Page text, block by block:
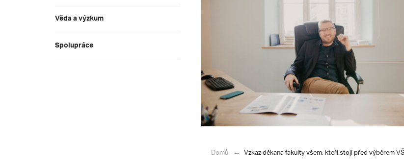
Věda a výzkum
Spolupráce
Domů Vzkaz děkana fakulty všem, kteří stojí před výběrem VŠ